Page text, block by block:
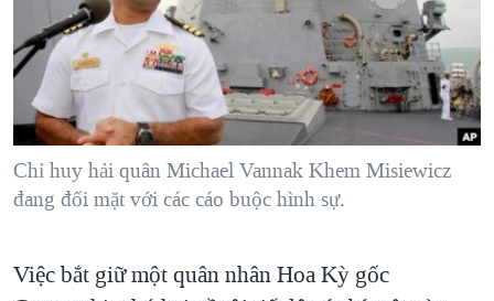
"Tìm"NGƯỜI VIỆT HẢI NGOẠI
ĐỜI SỐNG
KINH TẾ
KHOA HỌC
SỨC KHOẺ
THỂ THAO
HÀNH TRÌNH BẦU CỬ 2024
MỘT NĂM CHIẾN TRANH TẠI DẢI GAZA
GIẢI MÃ VÀNH ĐAI & CON ĐƯỜNG
NGÀY TỊ NẠN THẾ GIỚI
TRỊNH VĨNH BÌNH - NGƯỜI HẠ 'BÊN THẮNG CUỘC'
CHI PHÍ CHIẾN TRANH AFGHANISTAN
VIDEO
NGHE
MẠNG XÃ HỘI
Chỉ huy hải quân Michael Vannak Khem Misiewicz
đang đối mặt với các cáo buộc hình sự.
Việc bắt giữ một quân nhân Hoa Kỳ gốc